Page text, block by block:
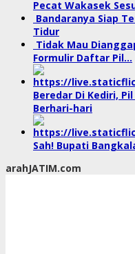
Pecat Wakasek
Bandaranya Siap
Tidur
Tidak Mau
Formulir Daftar Pil…
Beredar Di Kediri,
Berhari-hari
Sah! Bupati
arahJATIM.com